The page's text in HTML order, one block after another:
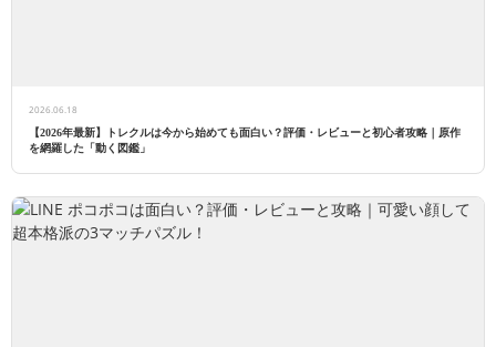
2026.06.18
【2026年最新】トレクルは今から始めても面白い？評価・レビューと初心者攻略｜原作
を網羅した「動く図鑑」